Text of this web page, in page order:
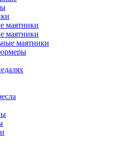
маятники
маятники
маятники